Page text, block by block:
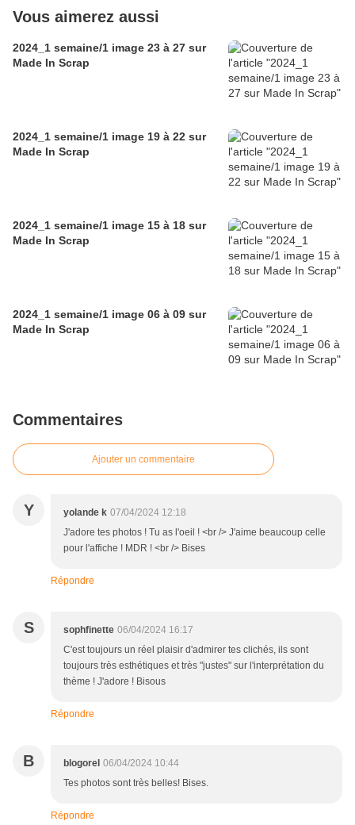
Vous aimerez aussi
2024_1 semaine/1 image 23 à 27 sur
Made In Scrap
2024_1 semaine/1 image 19 à 22 sur
Made In Scrap
2024_1 semaine/1 image 15 à 18 sur
Made In Scrap
2024_1 semaine/1 image 06 à 09 sur
Made In Scrap
Commentaires
Ajouter un commentaire
Y yolande k 07/04/2024 12:18
J'adore tes photos ! Tu as l'oeil ! <br /> J'aime beaucoup celle
pour l'affiche ! MDR ! <br /> Bises
Répondre
S sophfinette 06/04/2024 16:17
C'est toujours un réel plaisir d'admirer tes clichés, ils sont
toujours très esthétiques et très "justes" sur l'interprétation du
thème ! J'adore ! Bisous
Répondre
B blogorel 06/04/2024 10:44
Tes photos sont très belles! Bises.
Répondre